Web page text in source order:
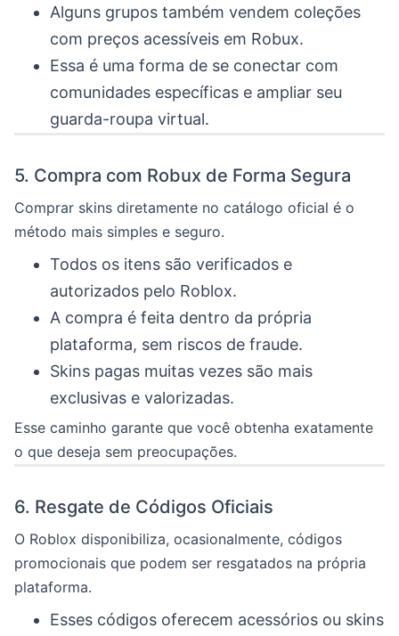
Alguns grupos também vendem coleções
com preços acessíveis em Robux.
Essa é uma forma de se conectar com
comunidades específicas e ampliar seu
guarda-roupa virtual.
5. Compra com Robux de Forma Segura
Comprar skins diretamente no catálogo oficial é o
método mais simples e seguro.
Todos os itens são verificados e
autorizados pelo Roblox.
A compra é feita dentro da própria
plataforma, sem riscos de fraude.
Skins pagas muitas vezes são mais
exclusivas e valorizadas.
Esse caminho garante que você obtenha exatamente
o que deseja sem preocupações.
6. Resgate de Códigos Oficiais
O Roblox disponibiliza, ocasionalmente, códigos
promocionais que podem ser resgatados na própria
plataforma.
Esses códigos oferecem acessórios ou skins